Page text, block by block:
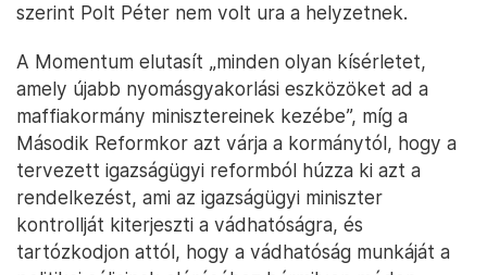
szerint Polt Péter nem volt ura a helyzetnek.
A Momentum elutasít „minden olyan kísérletet,
amely újabb nyomásgyakorlási eszközöket ad a
maffiakormány minisztereinek kezébe”, míg a
Második Reformkor azt várja a kormánytól, hogy a
tervezett igazságügyi reformból húzza ki azt a
rendelkezést, ami az igazságügyi miniszter
kontrollját kiterjeszti a vádhatóságra, és
tartózkodjon attól, hogy a vádhatóság munkáját a